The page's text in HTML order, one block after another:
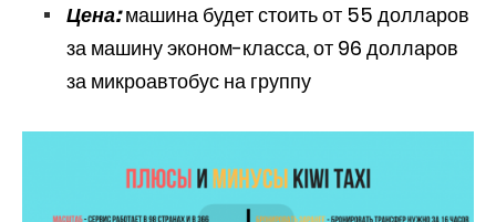
Цена:машина будет стоить от 55 долларов
за машину эконом-класса, от 96 долларов
за микроавтобус на группу